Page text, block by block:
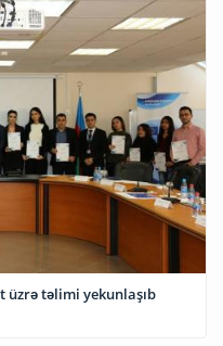
üzrə təlimi yekunlaşıb